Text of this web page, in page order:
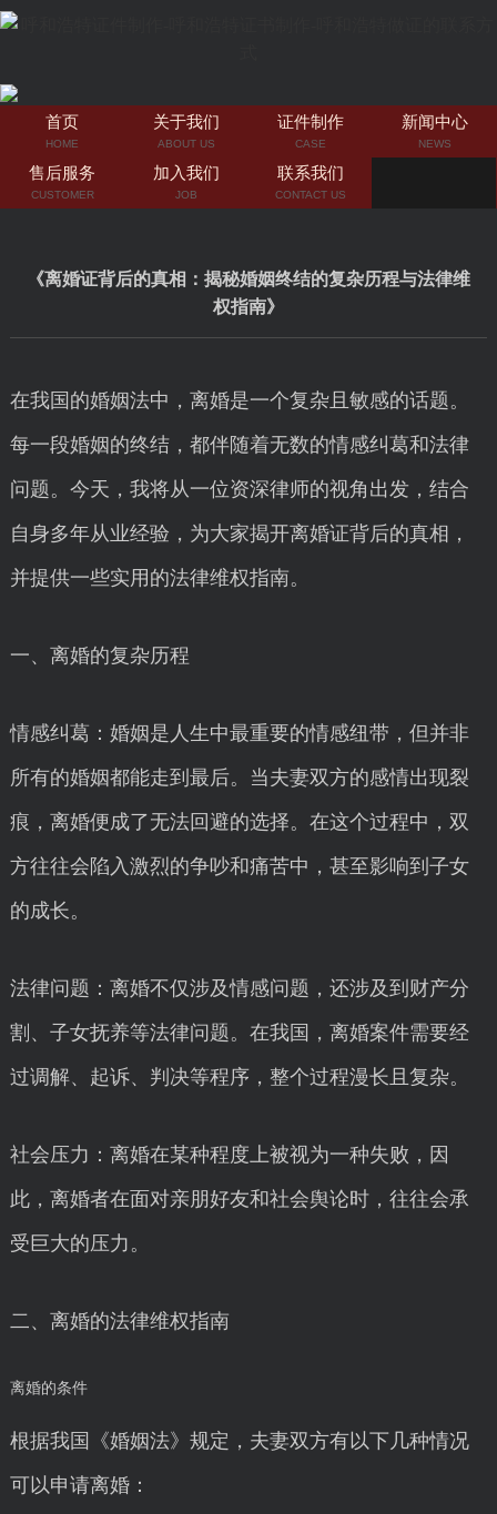
首页
HOME
关于我们
ABOUT US
证件制作
CASE
新闻中心
NEWS
售后服务
CUSTOMER
加入我们
JOB
联系我们
CONTACT US
《离婚证背后的真相：揭秘婚姻终结的复杂历程与法律维
权指南》
在我国的婚姻法中，离婚是一个复杂且敏感的话题。
每一段婚姻的终结，都伴随着无数的情感纠葛和法律
问题。今天，我将从一位资深律师的视角出发，结合
自身多年从业经验，为大家揭开离婚证背后的真相，
并提供一些实用的法律维权指南。
一、离婚的复杂历程
情感纠葛：婚姻是人生中最重要的情感纽带，但并非
所有的婚姻都能走到最后。当夫妻双方的感情出现裂
痕，离婚便成了无法回避的选择。在这个过程中，双
方往往会陷入激烈的争吵和痛苦中，甚至影响到子女
的成长。
法律问题：离婚不仅涉及情感问题，还涉及到财产分
割、子女抚养等法律问题。在我国，离婚案件需要经
过调解、起诉、判决等程序，整个过程漫长且复杂。
社会压力：离婚在某种程度上被视为一种失败，因
此，离婚者在面对亲朋好友和社会舆论时，往往会承
受巨大的压力。
二、离婚的法律维权指南
离婚的条件
根据我国《婚姻法》规定，夫妻双方有以下几种情况
可以申请离婚：